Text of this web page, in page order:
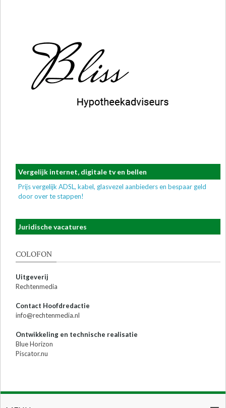
Vergelijk internet, digitale tv en bellen
Prijs vergelijk ADSL, kabel, glasvezel aanbieders en bespaar geld
door over te stappen!
Juridische vacatures
COLOFON
Uitgeverij
Rechtenmedia
Contact Hoofdredactie
info@rechtenmedia.nl
Ontwikkeling en technische realisatie
Blue Horizon
Piscator.nu